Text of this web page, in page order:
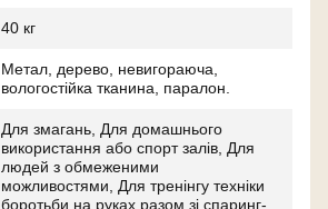
40 кг
Метал, дерево, невигораюча,
вологостійка тканина, паралон.
Для змагань, Для домашнього
використання або спорт залів, Для
людей з обмеженими
можливостями, Для тренінгу техніки
боротьби на руках разом зі спаринг-